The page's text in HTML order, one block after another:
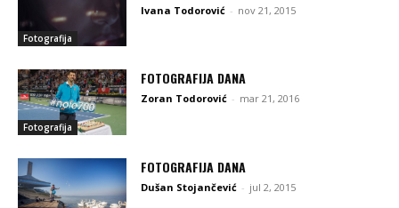
Fotografija
Ivana Todorović - nov 21, 2015
Fotografija
FOTOGRAFIJA DANA
Zoran Todorović - mar 21, 2016
FOTOGRAFIJA DANA
Dušan Stojančević - jul 2, 2015